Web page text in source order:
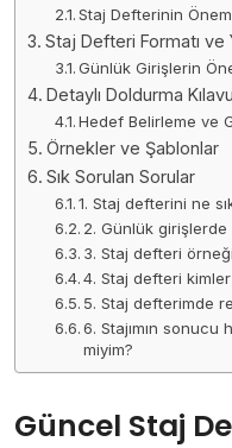
Staj Defterinin
Staj Defteri Formatı ve
Günlük Girişlerin
Detaylı Doldurma
Hedef Belirleme ve
Örnekler ve Şablonlar
Sık Sorulan Sorular
1. Staj defterini ne
2. Günlük girişlerde
3. Staj defteri
4. Staj defteri
5. Staj defterimde
6. Stajımın
miyim?
Güncel Staj